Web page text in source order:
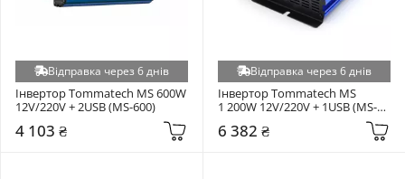
Відправка через 6 днів
Інвертор Tommatech MS 600W
12V/220V + 2USB (MS-600)
4 103 ₴
Відправка через 6 днів
Інвертор Tommatech MS
1 200W 12V/220V + 1USB (MS-
6 382 ₴